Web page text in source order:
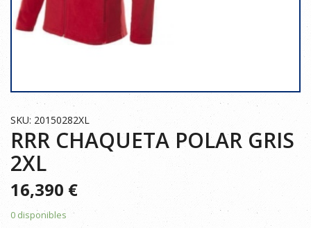
SKU: 20150282XL
RRR CHAQUETA POLAR GRIS
2XL
16,390 €
0 disponibles